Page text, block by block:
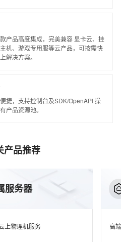
产品高度集成，完美兼容 显卡云、挂
机、游戏专用服等云产品，可按需快
解决方案。
捷，支持控制台及SDK/OpenAPI 操
产品资源池。
产品推荐
服务器
上物理机服务 高端